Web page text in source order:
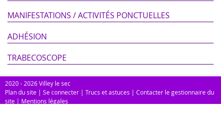
MANIFESTATIONS / ACTIVITÉS PONCTUELLES
ADHÉSION
TRABECOSCOPE
2020 - 2026 Villey le sec
Plan du site | Se connecter | Trucs et astuces | Contacter le gestionnaire du
site | Mentions légales